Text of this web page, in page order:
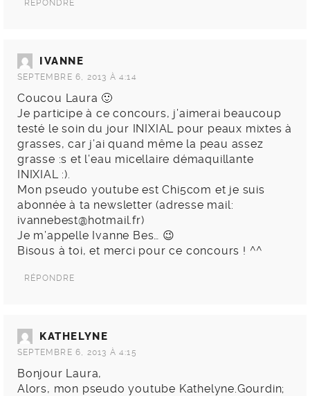
RÉPONDRE
IVANNE
SEPTEMBRE 6, 2013 À 4:14
Coucou Laura 🙂
Je participe à ce concours, j’aimerai beaucoup
testé le soin du jour INIXIAL pour peaux mixtes à
grasses, car j’ai quand même la peau assez
grasse :s et l’eau micellaire démaquillante
INIXIAL :).
Mon pseudo youtube est Chi5com et je suis
abonnée à ta newsletter (adresse mail:
ivannebest@hotmail.fr)
Je m’appelle Ivanne Bes… 😉
Bisous à toi, et merci pour ce concours ! ^^
RÉPONDRE
KATHELYNE
SEPTEMBRE 6, 2013 À 4:15
Bonjour Laura,
Alors, mon pseudo youtube Kathelyne.Gourdin;